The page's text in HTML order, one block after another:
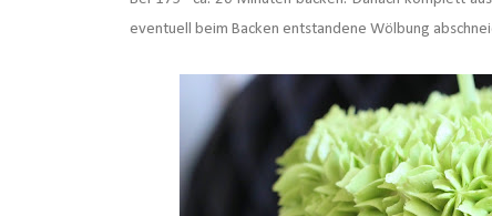
eventuell beim Backen entstandene Wölbung